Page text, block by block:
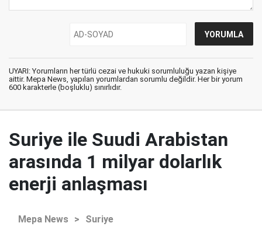
UYARI: Yorumların her türlü cezai ve hukuki sorumluluğu yazan kişiye
aittir. Mepa News, yapılan yorumlardan sorumlu değildir. Her bir yorum
600 karakterle (boşluklu) sınırlıdır.
Suriye ile Suudi Arabistan
arasında 1 milyar dolarlık
enerji anlaşması
Mepa News > Suriye